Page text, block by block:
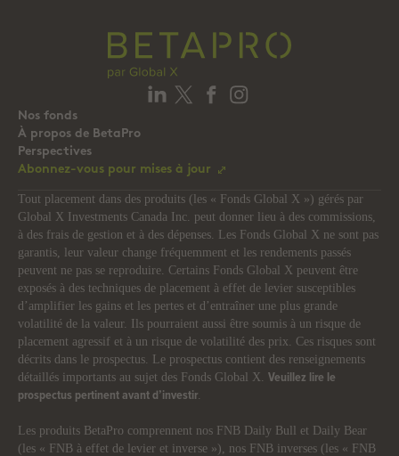
Nos fonds
À propos de BetaPro
Perspectives
Abonnez-vous pour mises à jour
Tout placement dans des produits (les « Fonds Global X ») gérés par
Global X Investments Canada Inc. peut donner lieu à des commissions,
à des frais de gestion et à des dépenses. Les Fonds Global X ne sont pas
garantis, leur valeur change fréquemment et les rendements passés
peuvent ne pas se reproduire. Certains Fonds Global X peuvent être
exposés à des techniques de placement à effet de levier susceptibles
d’amplifier les gains et les pertes et d’entraîner une plus grande
volatilité de la valeur. Ils pourraient aussi être soumis à un risque de
placement agressif et à un risque de volatilité des prix. Ces risques sont
décrits dans le prospectus. Le prospectus contient des renseignements
détaillés importants au sujet des Fonds Global X. Veuillez lire le
prospectus pertinent avant d’investir.
Les produits BetaPro comprennent nos FNB Daily Bull et Daily Bear
(les « FNB à effet de levier et inverse »), nos FNB inverses (les « FNB